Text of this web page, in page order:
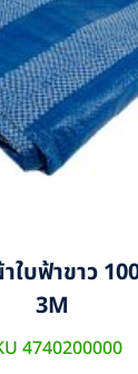
ใบฟ้าขาว
3M
4740200000